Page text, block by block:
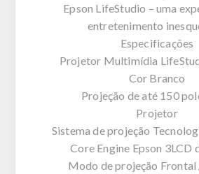
Epson LifeStudio – uma
entretenimento
Especificações
Projetor Multimídia
Cor Branco
Projeção de até 150
Projetor
Sistema de projeção
Core Engine Epson 3LCD
Modo de projeção Frontal